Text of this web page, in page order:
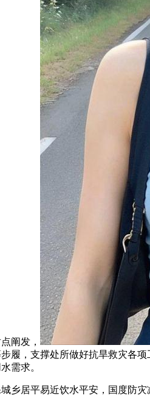
阐发，
，支撑处所做好抗旱救灾各
需求。
居平易近饮水平安，国度防灾